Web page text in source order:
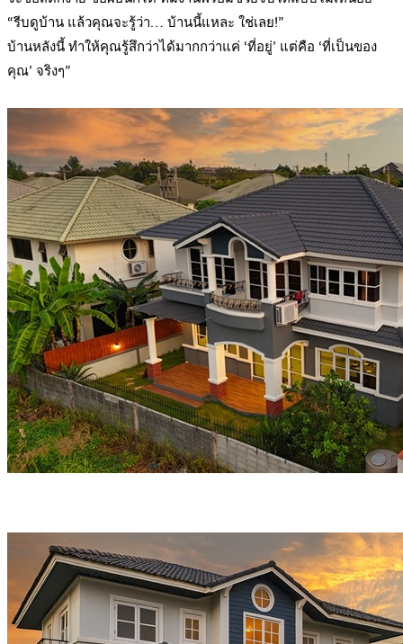
“รีบดูบ้าน แล้วคุณจะรู้ว่า… บ้านนี้แหละ ใช่เลย!”
บ้านหลังนี้ ทำให้คุณรู้สึกว่าได้มากกว่าแค่ ‘ที่อยู่’ แต่คือ ‘ที่เป็นของ
คุณ’ จริงๆ”